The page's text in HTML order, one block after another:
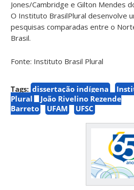
Jones/Cambridge e Gilton Mendes
O Instituto BrasilPlural desenvolve
pesquisas comparadas entre o
Brasil.
Fonte: Instituto Brasil Plural
Tags: dissertação indígena
Plural
João Rivelino Rezende
Barreto
UFAM UFSC